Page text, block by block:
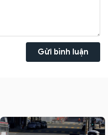
Gửi bình luận